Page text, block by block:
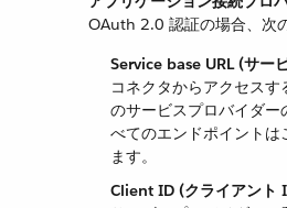
OAuth 2.0 認証の場合、次
Service base URL (サー
コネクタからアクセス
のサービスプロバイダー
べてのエンドポイントは
ます。
Client ID (クライアント